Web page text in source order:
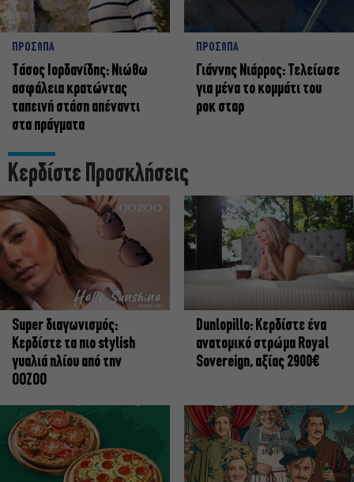
ΠΡΟΣΩΠΑ
Tάσος Ιορδανίδης: Νιώθω
ασφάλεια κρατώντας
ταπεινή στάση απέναντι
στα πράγματα
ΠΡΟΣΩΠΑ
Γιάννης Νιάρρος: Τελείωσε
για μένα το κομμάτι του
ροκ σταρ
Κερδίστε Προσκλήσεις
Super διαγωνισμός:
Κερδίστε τα πιο stylish
γυαλιά ηλίου από την
OOZOO
Dunlopillo: Κερδίστε ένα
ανατομικό στρώμα Royal
Sovereign, αξίας 2900€